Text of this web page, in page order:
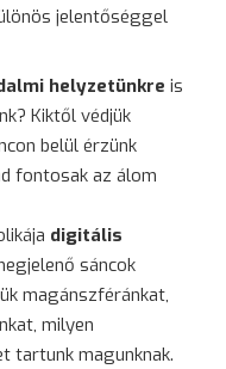
jelentőséggel
helyzetünkre is
Kiktől védjük
belül érzünk
fontosak az álom
digitális
sáncok
magánszféránkat,
milyen
tartunk magunknak.